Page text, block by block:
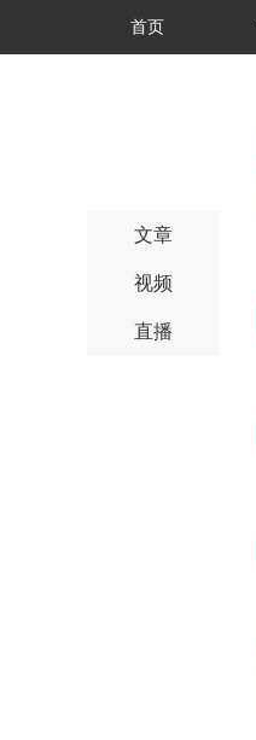
首页
文章
视频
直播